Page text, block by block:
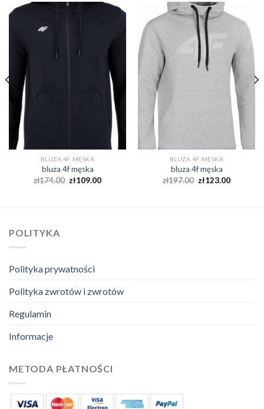
BLUZA 4F MĘSKA
bluza 4f męska
zł174.00 zł109.00
BLUZA 4F MĘSKA
bluza 4f męska
zł197.00 zł123.00
POLITYKA
Polityka prywatności
Polityka zwrotów i zwrotów
Regulamin
Informacje
METODA PŁATNOŚCI